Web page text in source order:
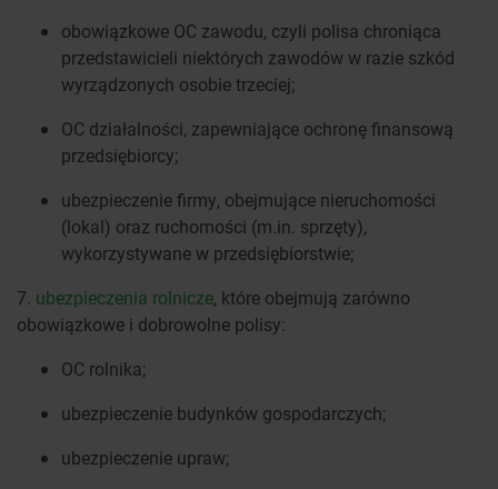
obowiązkowe OC zawodu, czyli polisa chroniąca
przedstawicieli niektórych zawodów w razie szkód
wyrządzonych osobie trzeciej;
OC działalności, zapewniające ochronę finansową
przedsiębiorcy;
ubezpieczenie firmy, obejmujące nieruchomości
(lokal) oraz ruchomości (m.in. sprzęty),
wykorzystywane w przedsiębiorstwie;
7. ubezpieczenia rolnicze, które obejmują zarówno
obowiązkowe i dobrowolne polisy:
OC rolnika;
ubezpieczenie budynków gospodarczych;
ubezpieczenie upraw;